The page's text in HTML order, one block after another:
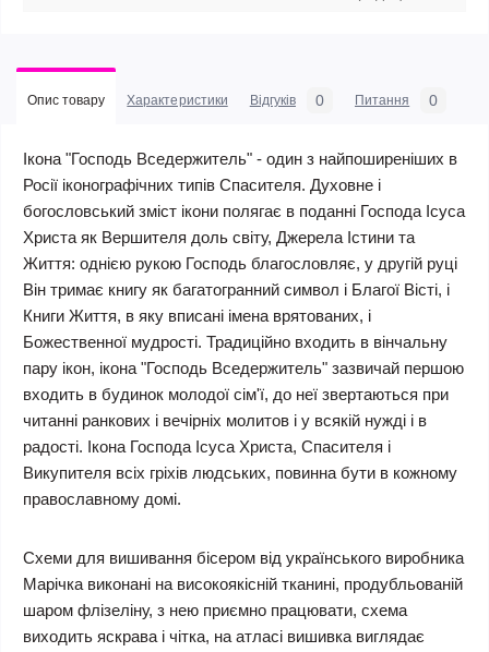
Опис товару Характеристики Відгуків 0 Питання 0
Ікона "Господь Вседержитель" - один з найпоширеніших в
Росії іконографічних типів Спасителя. Духовне і
богословський зміст ікони полягає в поданні Господа Ісуса
Христа як Вершителя доль світу, Джерела Істини та
Життя: однією рукою Господь благословляє, у другій руці
Він тримає книгу як багатогранний символ і Благої Вісті, і
Книги Життя, в яку вписані імена врятованих, і
Божественної мудрості. Традиційно входить в вінчальну
пару ікон, ікона "Господь Вседержитель" зазвичай першою
входить в будинок молодої сім'ї, до неї звертаються при
читанні ранкових і вечірніх молитов і у всякій нужді і в
радості. Ікона Господа Ісуса Христа, Спасителя і
Викупителя всіх гріхів людських, повинна бути в кожному
православному домі.
Схеми для вишивання бісером від українського виробника
Марічка виконані на високоякісній тканині, продубльованій
шаром флізеліну, з нею приємно працювати, схема
виходить яскрава і чітка, на атласі вишивка виглядає